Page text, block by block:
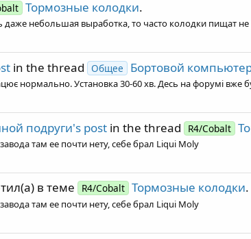
Тормозные колодки.
даже небольшая выработка, то часто колодки пищат
in the thread Общее Бортовой
нормально. Установка 30-60 хв. Десь на форумі вже
подруги's post in the thread R4/Cobalt
там ее почти нету, себе брал Liqui Moly
в теме R4/Cobalt Тормозные колодки.
там ее почти нету, себе брал Liqui Moly